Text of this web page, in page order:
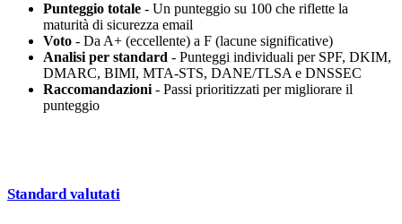
Punteggio totale - Un punteggio su 100 che riflette la
maturità di sicurezza email
Voto - Da A+ (eccellente) a F (lacune significative)
Analisi per standard - Punteggi individuali per SPF, DKIM,
DMARC, BIMI, MTA-STS, DANE/TLSA e DNSSEC
Raccomandazioni - Passi prioritizzati per migliorare il
punteggio
Standard valutati